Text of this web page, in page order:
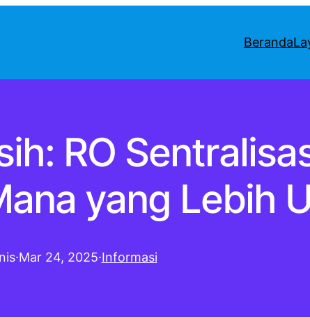
Beranda
RO
yang Lebih
·Mar 24, 2025·Informasi